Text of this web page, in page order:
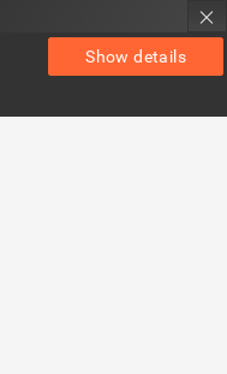
Show details